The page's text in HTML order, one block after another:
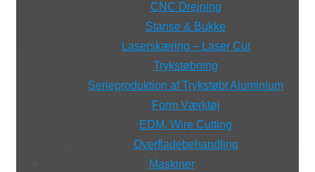
CNC Drejning
Stanse & Bukke
Laserskæring – Laser Cut
Trykstøbning
Serieproduktion af Trykstøbt Aluminium
Form Værktøj
EDM, Wire Cutting
Overfladebehandling
Maskiner